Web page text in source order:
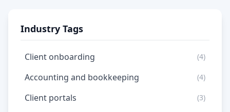
Industry Tags
Client onboarding (4)
Accounting and bookkeeping (4)
Client portals (3)